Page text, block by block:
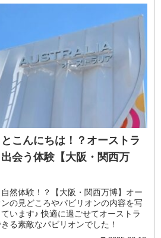
こんにちは！？オーストラ
会う体験【大阪・関西万
然体験！？【大阪・関西万博】オー
の見どころやパビリオンの内容を写
います♪ 快適に過ごせてオーストラ
る素敵なパビリオンでした！